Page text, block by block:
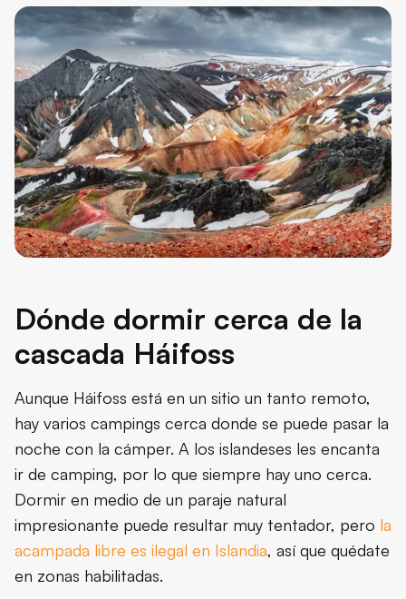
Dónde dormir cerca de la
cascada Háifoss
Aunque Háifoss está en un sitio un tanto remoto,
hay varios campings cerca donde se puede pasar la
noche con la cámper. A los islandeses les encanta
ir de camping, por lo que siempre hay uno cerca.
Dormir en medio de un paraje natural
impresionante puede resultar muy tentador, pero la
acampada libre es ilegal en Islandia, así que quédate
en zonas habilitadas.